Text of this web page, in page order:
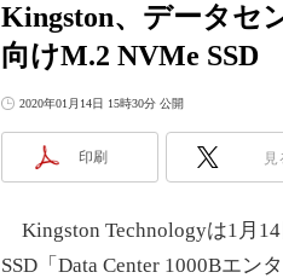
Kingston、データセ
向けM.2 NVMe SSD
2020年01月14日 15時30分 公開
印刷 見
Kingston Technologyは1月
SSD「Data Center 1000Bエ